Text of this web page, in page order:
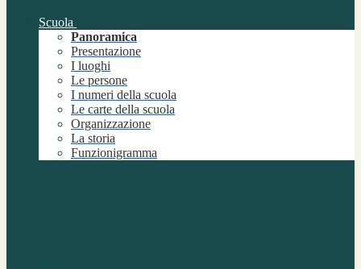
Scuola
Panoramica
Presentazione
I luoghi
Le persone
I numeri della scuola
Le carte della scuola
Organizzazione
La storia
Funzionigramma